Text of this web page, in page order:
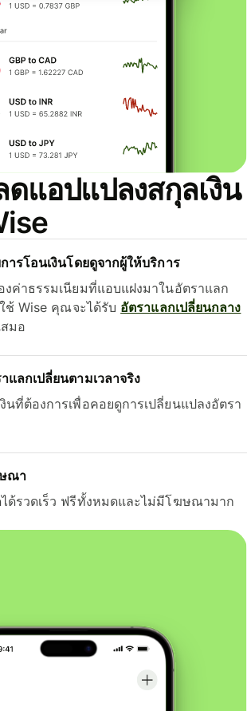
แอปแปลงสกุลเงิน
การโอนเงินโดยดูจากผู้ให้บริการ
งค่าธรรมเนียมที่แอบแฝงมาในอัตราแลก
ช้ Wise คุณจะได้รับ อัตราแลกเปลี่ยนกลาง
มอ
แลกเปลี่ยนตามเวลาจริง
นที่ต้องการเพื่อคอยดูการเปลี่ยนแปลงอัตรา
ณา
ด้รวดเร็ว ฟรีทั้งหมดและไม่มีโฆษณามาก